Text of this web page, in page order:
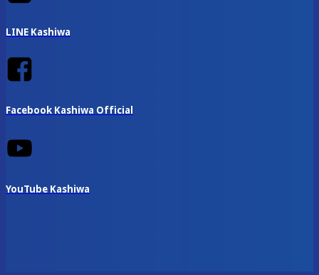
LINE Kashiwa
Facebook Kashiwa Official
YouTube Kashiwa